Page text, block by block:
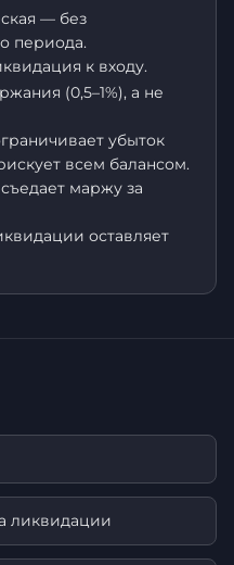
— без
периода.
к входу.
(0,5–1%), а не
убыток
всем балансом.
маржу за
оставляет
ликвидации